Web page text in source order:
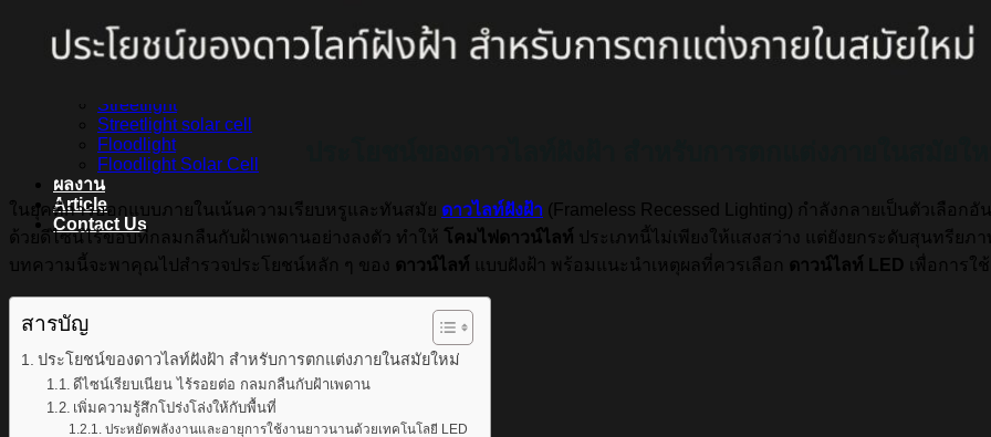
LED Swimming Pool Light
Linear Wall Washer
Post Lamp
Streetlight
Streetlight solar cell
Floodlight
Floodlight Solar Cell
ผลงาน
Article
Contact Us
ในยุคที่การออกแบบภายในเน้นความเรียบหรูและทันสมัย ดาวไลท์ฝังฝ้า (Frameless Recessed Lighting) กำลังกลายเป็นตัวเลือ
ด้วยดีไซน์ไร้ขอบที่กลมกลืนกับฝ้าเพดานอย่างลงตัว ทำให้ โคมไฟดาวน์ไลท์ ประเภทนี้ไม่เพียงให้แสงสว่าง แต่ยังยกระดับสุนทรียภ
บทความนี้จะพาคุณไปสำรวจประโยชน์หลัก ๆ ของ ดาวน์ไลท์ แบบฝังฝ้า พร้อมแนะนำเหตุผลที่ควรเลือก ดาวน์ไลท์ LED เพื่อการ
สารบัญ
ประโยชน์ของดาวไลท์ฝังฝ้า สำหรับการตกแต่งภายในสมัยใหม่
ดีไซน์เรียบเนียน ไร้รอยต่อ กลมกลืนกับฝ้าเพดาน
เพิ่มความรู้สึกโปร่งโล่งให้กับพื้นที่
ประหยัดพลังงานและอายุการใช้งานยาวนานด้วยเทคโนโลยี LED